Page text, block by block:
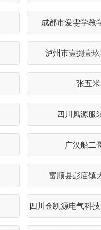
成都市爱雯学教
泸州市壹捌壹
张五
四川凤源服
广汉船二
富顺县彭庙镇
四川金凯源电气科